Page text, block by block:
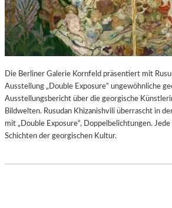
Die Berliner Galerie Kornfeld präsentiert mit
Ausstellung „Double Exposure“ ungewöhnliche
Ausstellungsbericht über die georgische
Bildwelten. Rusudan Khizanishvili überrascht in
mit „Double Exposure“, Doppelbelichtungen.
Schichten der georgischen Kultur.